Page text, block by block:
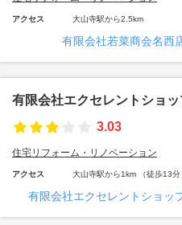
アクセス 大山寺駅から2.5km
有限会社若菜商会名西
有限会社エクセレントショッ
3.03
住宅リフォーム・リノベーション
アクセス 大山寺駅から1km （徒歩13分
有限会社エクセレントショッ